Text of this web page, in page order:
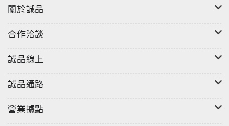
故事。
到目前為止，應該還沒有一個親子書作者，以自身的經
驗，
從孩子小時候，一路寫到他們長大。古今中外，都沒有
（如果有，請告訴我）。
350個），
關於誠品
合作洽談
誠品線上
誠品通路
營業據點